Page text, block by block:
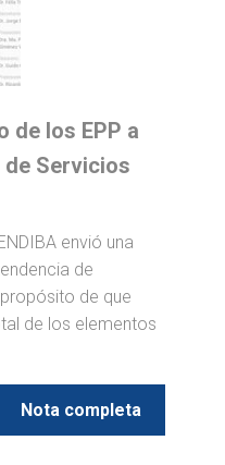
de los EPP a
de Servicios
envió una
de
de que
de los elementos
Nota completa